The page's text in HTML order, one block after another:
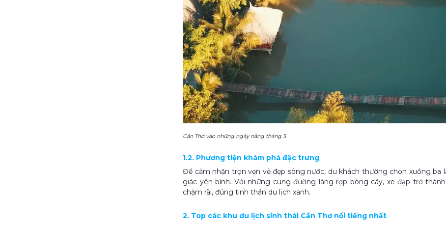
Cần Thơ vào những ngày nắng tháng 5
1.2. Phương tiện khám phá đặc trưng
Để cảm nhận trọn vẹn vẻ đẹp sông nước, du khách thường chọn xuồng ba
giác yên bình. Với những cung đường làng rợp bóng cây, xe đạp trở
chậm rãi, đúng tinh thần du lịch xanh.
2. Top các khu du lịch sinh thái Cần Thơ nổi tiếng nhất